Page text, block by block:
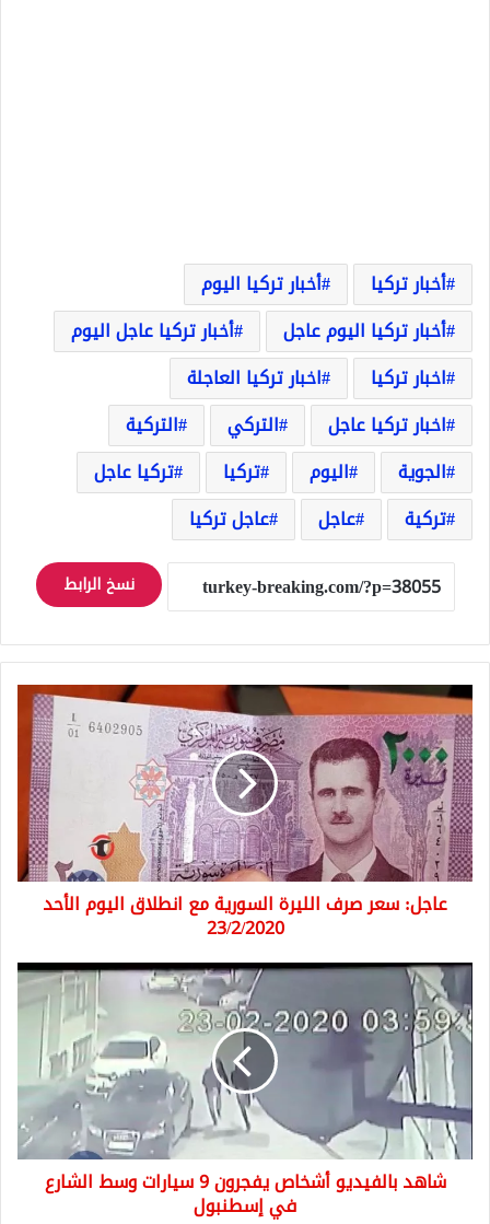
أخبار تركيا
أخبار تركيا اليوم
أخبار تركيا اليوم عاجل
أخبار تركيا عاجل اليوم
اخبار تركيا
اخبار تركيا العاجلة
اخبار تركيا عاجل
التركي
التركية
الجوية
اليوم تركيا
تركيا عاجل
تركية
عاجل عاجل تركيا
نسخ الرابط
عاجل:
سعر
صرف
الليرة
السورية
مع
انطلاق
اليوم
الأحد
23/2/2020
عاجل: سعر صرف الليرة السورية مع انطلاق اليوم الأحد
23/2/2020
شاهد
بالفيديو
أشخاص
يفجرون
سيارات
وسط
الشارع
في
إسطنبول
شاهد بالفيديو أشخاص يفجرون 9 سيارات وسط الشارع
في إسطنبول